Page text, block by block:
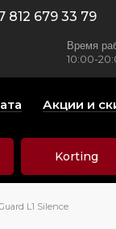
812 679 33 79
Время
10:00-
Акции и
Korting
L1 Silence